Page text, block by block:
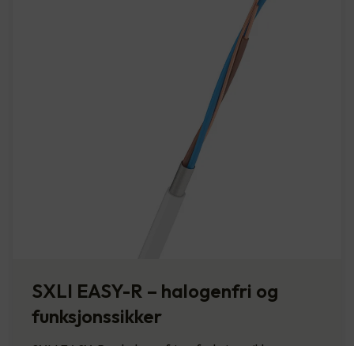
SXLI EASY-R – halogenfri og
funksjonssikker